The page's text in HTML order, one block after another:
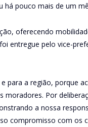
há pouco mais de um
oferecendo
entregue pelo vice-
para a região, porque
Por
a nossa
compromisso com os